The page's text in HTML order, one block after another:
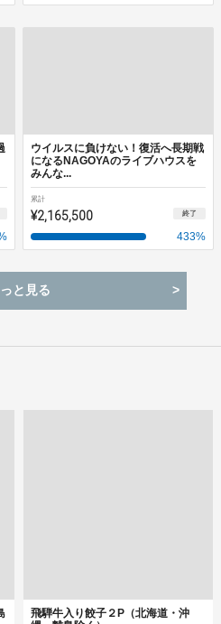
ウイルスに負けない！復活へ長期戦
になるNAGOYAのライブハウスを
みんな...
累計
¥2,165,500 終了
433%
と見る
飛騨牛入り餃子２P（北海道・沖